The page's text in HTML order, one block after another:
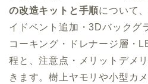
の改造キットと手順について
イドベント追加・3Dバックグ
コーキング・ドレナージ層・
程と、注意点・メリットデメ
きます。樹上ヤモリや小型カ